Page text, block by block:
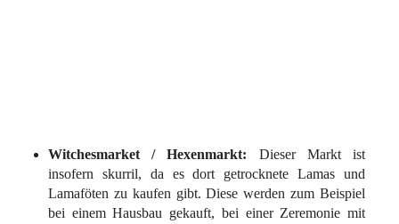
Witchesmarket / Hexenmarkt: Dieser Markt ist
insofern skurril, da es dort getrocknete Lamas und
Lamaföten zu kaufen gibt. Diese werden zum Beispiel
bei einem Hausbau gekauft, bei einer Zeremonie mit